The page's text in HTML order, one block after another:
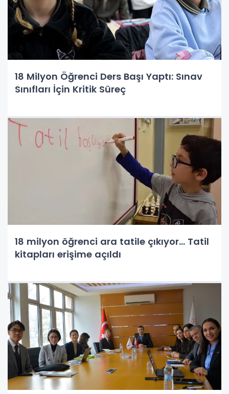
18 Milyon Öğrenci Ders Başı Yaptı: Sınav
Sınıfları İçin Kritik Süreç
18 milyon öğrenci ara tatile çıkıyor... Tatil
kitapları erişime açıldı